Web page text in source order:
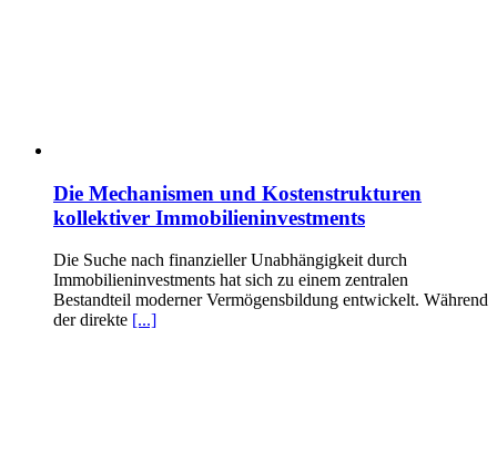
Die Mechanismen und Kostenstrukturen
kollektiver Immobilieninvestments
Die Suche nach finanzieller Unabhängigkeit durch
Immobilieninvestments hat sich zu einem zentralen
Bestandteil moderner Vermögensbildung entwickelt. Während
der direkte [...]